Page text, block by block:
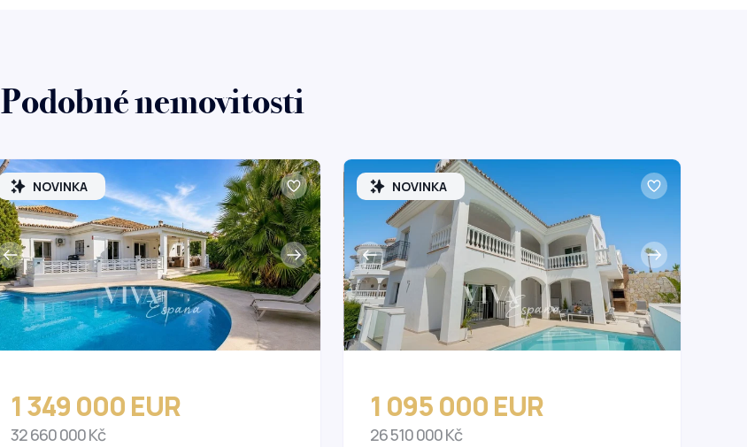
Podobné nemovitosti
NOVINKA
1 349 000 EUR
32 660 000 Kč
NOVINKA
1 095 000 EUR
26 510 000 Kč